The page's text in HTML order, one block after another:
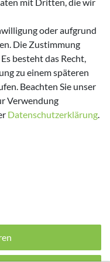
vorbehalten.
oder aufgrund
Die Zustimmung
besteht das Recht,
zu einem späteren
Beachten Sie unser
Verwendung
Daten­schutz­erklärung.